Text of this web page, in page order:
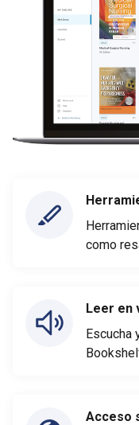
como
Leer en
Escucha
Acceso